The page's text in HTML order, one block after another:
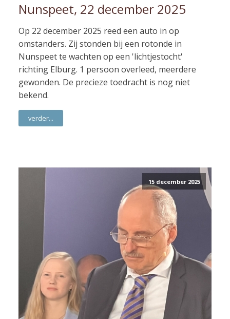
Nunspeet, 22 december 2025
Op 22 december 2025 reed een auto in op
omstanders. Zij stonden bij een rotonde in
Nunspeet te wachten op een 'lichtjestocht'
richting Elburg. 1 persoon overleed, meerdere
gewonden. De precieze toedracht is nog niet
bekend.
verder...
15 december 2025